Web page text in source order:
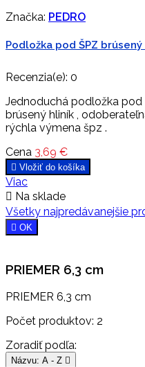
Značka: PEDRO
Podložka pod ŠPZ
Recenzia(e): 0
Jednoduchá podložka pod
brúsený hliník ,
rýchla výmena špz .
Cena 3,69 €
 Vložiť do košíka
Viac
 Na sklade
Všetky najpredávanejšie
 OK
PRIEMER 6,3 cm
PRIEMER 6,3 cm
Počet produktov: 2
Zoradiť podľa:
Názvu: A - Z 